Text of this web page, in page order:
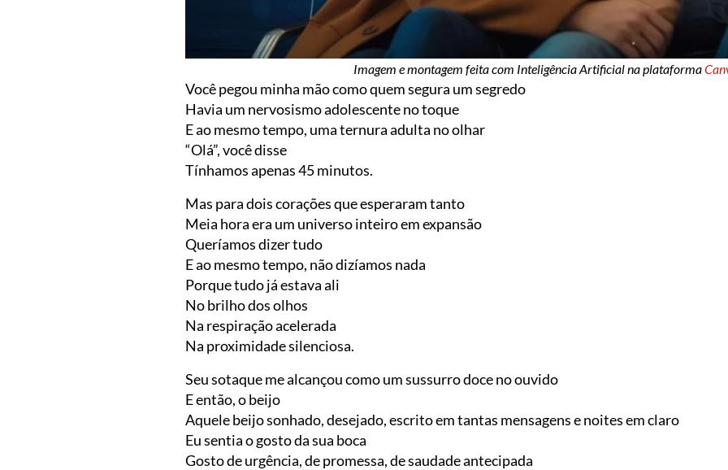
Imagem e montagem feita com Inteligência Artificial na plataforma
Você pegou minha mão como quem segura um segredo
Havia um nervosismo adolescente no toque
E ao mesmo tempo, uma ternura adulta no olhar
“Olá”, você disse
Tínhamos apenas 45 minutos.
Mas para dois corações que esperaram tanto
Meia hora era um universo inteiro em expansão
Queríamos dizer tudo
E ao mesmo tempo, não dizíamos nada
Porque tudo já estava ali
No brilho dos olhos
Na respiração acelerada
Na proximidade silenciosa.
Seu sotaque me alcançou como um sussurro doce no ouvido
E então, o beijo
Aquele beijo sonhado, desejado, escrito em tantas mensagens e noites em claro
Eu sentia o gosto da sua boca
Gosto de urgência, de promessa, de saudade antecipada